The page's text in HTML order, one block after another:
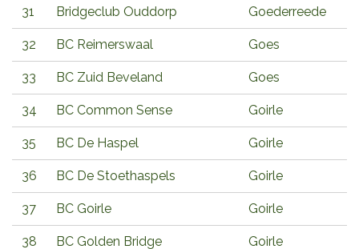
31 Bridgeclub Ouddorp Goederreede
32 BC Reimerswaal Goes
33 BC Zuid Beveland Goes
34 BC Common Sense Goirle
35 BC De Haspel Goirle
36 BC De Stoethaspels Goirle
37 BC Goirle Goirle
38 BC Golden Bridge Goirle